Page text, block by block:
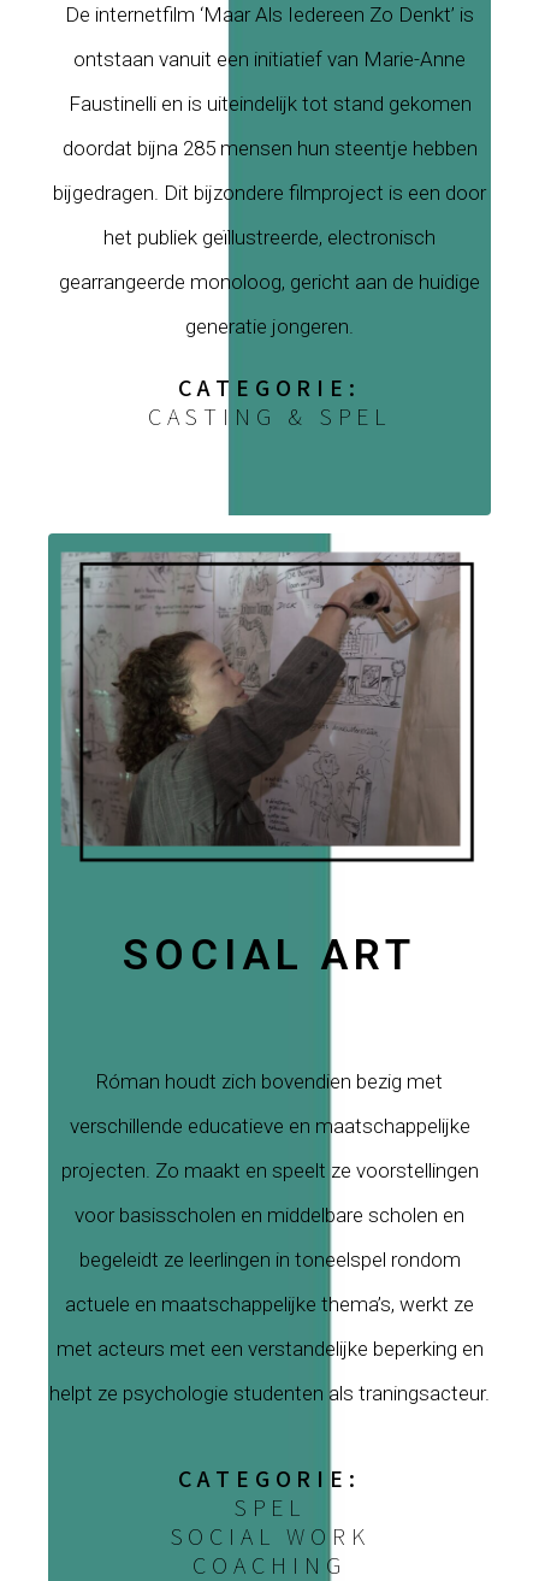
De internetfilm ‘Maar Als Iedereen Zo Denkt’ is
ontstaan vanuit een initiatief van Marie-Anne
Faustinelli en is uiteindelijk tot stand gekomen
doordat bijna 285 mensen hun steentje hebben
bijgedragen. Dit bijzondere filmproject is een door
het publiek geïllustreerde, electronisch
gearrangeerde monoloog, gericht aan de huidige
generatie jongeren.
CATEGORIE:
CASTING & SPEL
SOCIAL ART
Róman houdt zich bovendien bezig met
verschillende educatieve en maatschappelijke
projecten. Zo maakt en speelt ze voorstellingen
voor basisscholen en middelbare scholen en
begeleidt ze leerlingen in toneelspel rondom
actuele en maatschappelijke thema’s, werkt ze
met acteurs met een verstandelijke beperking en
helpt ze psychologie studenten als traningsacteur.
CATEGORIE:
SPEL
SOCIAL WORK
COACHING